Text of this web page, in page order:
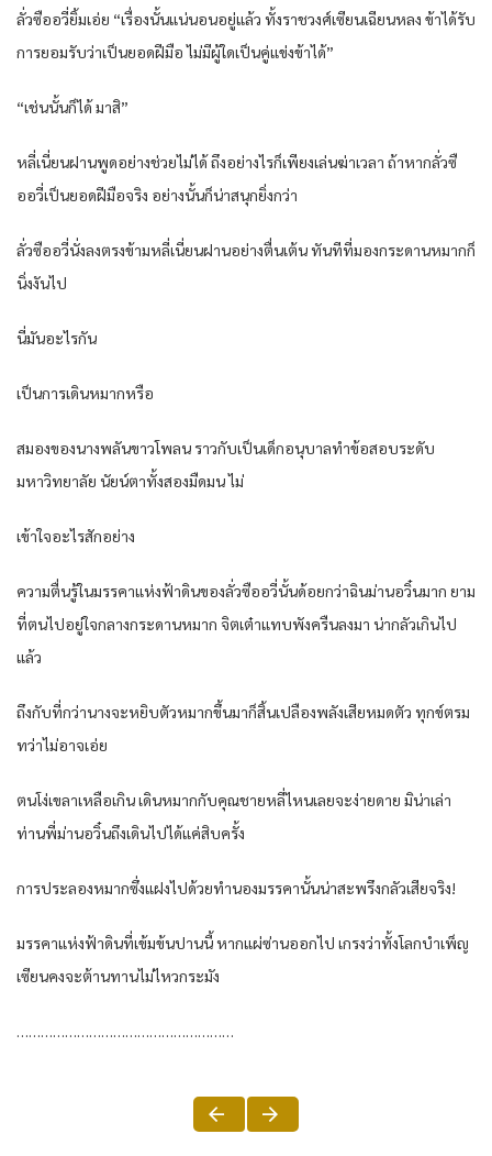
ลั่วซืออวี่ยิ้มเอ่ย “เรื่องนั้นแน่นอนอยู่แล้ว ทั้งราชวงศ์เซียนเฉียนหลง ข้าได้รับ
การยอมรับว่าเป็นยอดฝีมือ ไม่มีผู้ใดเป็นคู่แข่งข้าได้”
“เช่นนั้นก็ได้ มาสิ”
หลี่เนี่ยนฝานพูดอย่างช่วยไม่ได้ ถึงอย่างไรก็เพียงเล่นฆ่าเวลา ถ้าหากลั่วซื
ออวี่เป็นยอดฝีมือจริง อย่างนั้นก็น่าสนุกยิ่งกว่า
ลั่วซืออวี่นั่งลงตรงข้ามหลี่เนี่ยนฝานอย่างตื่นเต้น ทันทีที่มองกระดานหมากก็
นิ่งงันไป
นี่มันอะไรกัน
เป็นการเดินหมากหรือ
สมองของนางพลันขาวโพลน ราวกับเป็นเด็กอนุบาลทำข้อสอบระดับ
มหาวิทยาลัย นัยน์ตาทั้งสองมืดมน ไม่
เข้าใจอะไรสักอย่าง
ความตื่นรู้ในมรรคาแห่งฟ้าดินของลั่วซืออวี่นั้นด้อยกว่าฉินม่านอวิ๋นมาก ยาม
ที่ตนไปอยู่ใจกลางกระดานหมาก จิตเต๋าแทบพังครืนลงมา น่ากลัวเกินไป
แล้ว
ถึงกับที่กว่านางจะหยิบตัวหมากขึ้นมาก็สิ้นเปลืองพลังเสียหมดตัว ทุกข์ตรม
ทว่าไม่อาจเอ่ย
ตนโง่เขลาเหลือเกิน เดินหมากกับคุณชายหลี่ไหนเลยจะง่ายดาย มิน่าเล่า
ท่านพี่ม่านอวิ๋นถึงเดินไปได้แค่สิบครั้ง
การประลองหมากซึ่งแฝงไปด้วยทำนองมรรคานั้นน่าสะพรึงกลัวเสียจริง!
มรรคาแห่งฟ้าดินที่เข้มข้นปานนี้ หากแผ่ซ่านออกไป เกรงว่าทั้งโลกบำเพ็ญ
เซียนคงจะต้านทานไม่ไหวกระมัง
………………………………………………